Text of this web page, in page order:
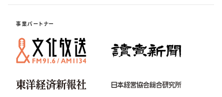
事業パートナー